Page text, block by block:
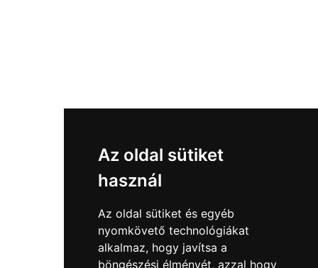
Az oldal sütiket
használ
Az oldal sütiket és egyéb
nyomkövető technológiákat
alkalmaz, hogy javítsa a
böngészési élményét, azzal hogy